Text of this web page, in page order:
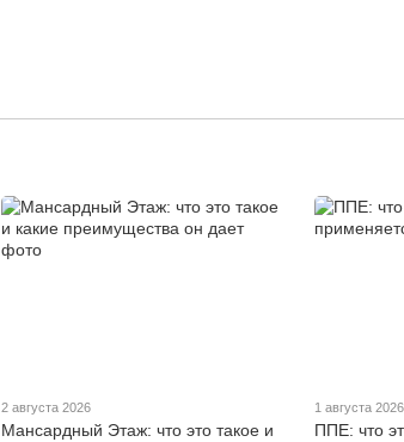
2 августа 2026
Мансардный Этаж: что это такое и
1 августа 2026
ППЕ: что